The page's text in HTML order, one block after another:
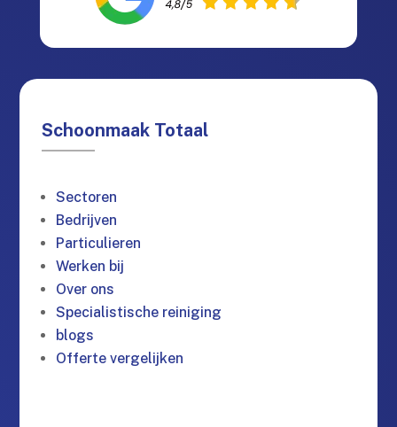
Schoonmaak Totaal
Sectoren
Bedrijven
Particulieren
Werken bij
Over ons
Specialistische reiniging
blogs
Offerte vergelijken